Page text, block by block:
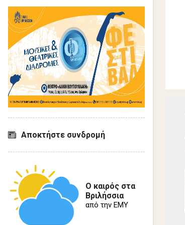
Αποκτήστε συνδρομή
Ο καιρός στα
Βριλήσσια
από την ΕΜΥ